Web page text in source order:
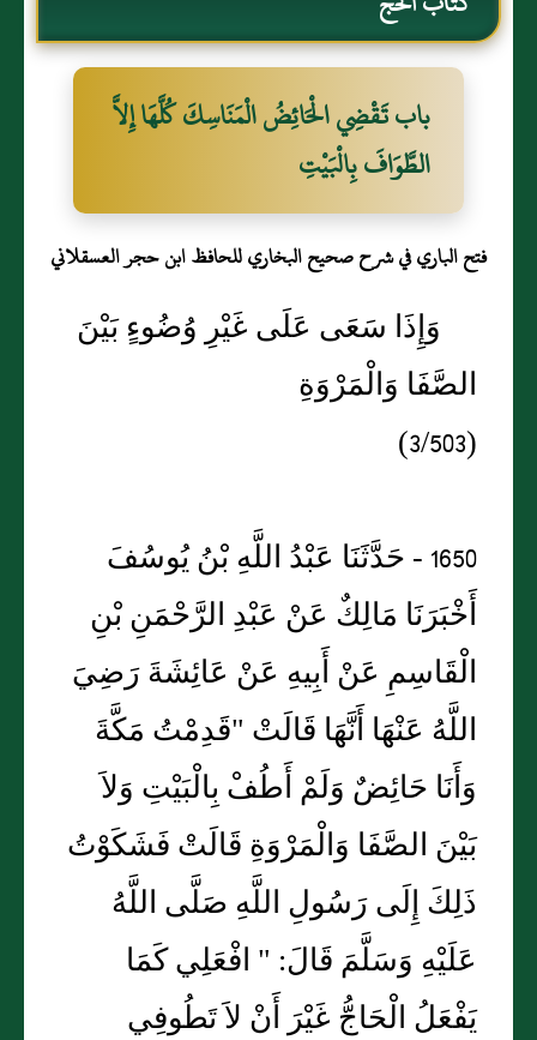
باب تَقْضِي الْحَائِضُ الْمَنَاسِكَ كُلَّهَا إِلاَّ
الطَّوَافَ بِالْبَيْتِ
فتح الباري في شرح صحيح البخاري للحافظ ابن حجر العسقلاني
وَإِذَا سَعَى عَلَى غَيْرِ وُضُوءٍ بَيْنَ
الصَّفَا وَالْمَرْوَةِ
(3/503)
1650 - حَدَّثَنَا عَبْدُ اللَّهِ بْنُ يُوسُفَ
أَخْبَرَنَا مَالِكٌ عَنْ عَبْدِ الرَّحْمَنِ بْنِ
الْقَاسِمِ عَنْ أَبِيهِ عَنْ عَائِشَةَ رَضِيَ
اللَّهُ عَنْهَا أَنَّهَا قَالَتْ "قَدِمْتُ مَكَّةَ
وَأَنَا حَائِضٌ وَلَمْ أَطُفْ بِالْبَيْتِ وَلاَ
بَيْنَ الصَّفَا وَالْمَرْوَةِ قَالَتْ فَشَكَوْتُ
ذَلِكَ إِلَى رَسُولِ اللَّهِ صَلَّى اللَّهُ
عَلَيْهِ وَسَلَّمَ قَالَ: " افْعَلِي كَمَا
يَفْعَلُ الْحَاجُّ غَيْرَ أَنْ لاَ تَطُوفِي